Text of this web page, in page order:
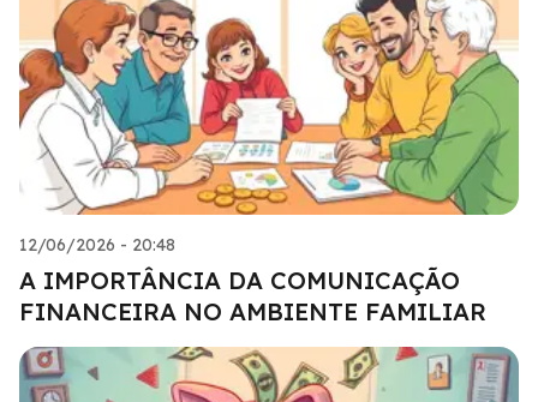
12/06/2026 - 20:48
A IMPORTÂNCIA DA COMUNICAÇÃO
FINANCEIRA NO AMBIENTE FAMILIAR